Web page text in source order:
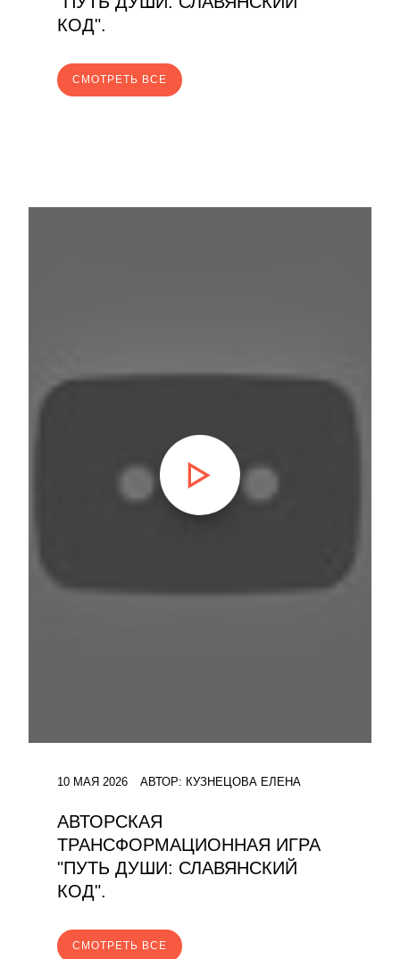
КОД".
CМОТРЕТЬ ВСЕ
10 МАЯ 2026 АВТОР: КУЗНЕЦОВА ЕЛЕНА
АВТОРСКАЯ
ТРАНСФОРМАЦИОННАЯ ИГРА
"ПУТЬ ДУШИ: СЛАВЯНСКИЙ
КОД".
CМОТРЕТЬ ВСЕ